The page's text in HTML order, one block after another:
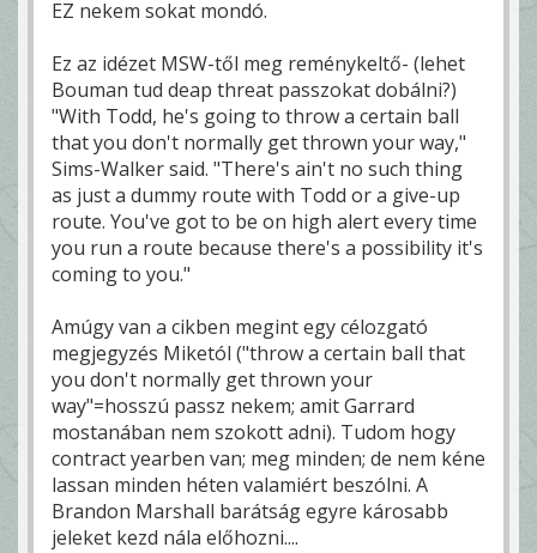
EZ nekem sokat mondó.
Ez az idézet MSW-től meg reménykeltő- (lehet
Bouman tud deap threat passzokat dobálni?)
"With Todd, he's going to throw a certain ball
that you don't normally get thrown your way,"
Sims-Walker said. "There's ain't no such thing
as just a dummy route with Todd or a give-up
route. You've got to be on high alert every time
you run a route because there's a possibility it's
coming to you."
Amúgy van a cikben megint egy célozgató
megjegyzés Miketól ("throw a certain ball that
you don't normally get thrown your
way"=hosszú passz nekem; amit Garrard
mostanában nem szokott adni). Tudom hogy
contract yearben van; meg minden; de nem kéne
lassan minden héten valamiért beszólni. A
Brandon Marshall barátság egyre károsabb
jeleket kezd nála előhozni....